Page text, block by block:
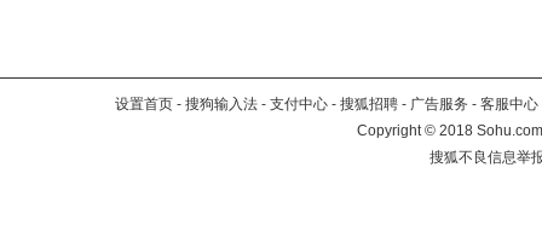
设置首页 - 搜狗输入法 - 支付中心 - 搜狐招聘 - 广告服务 - 客服中心
Copyright©2018
搜狐不良信息举